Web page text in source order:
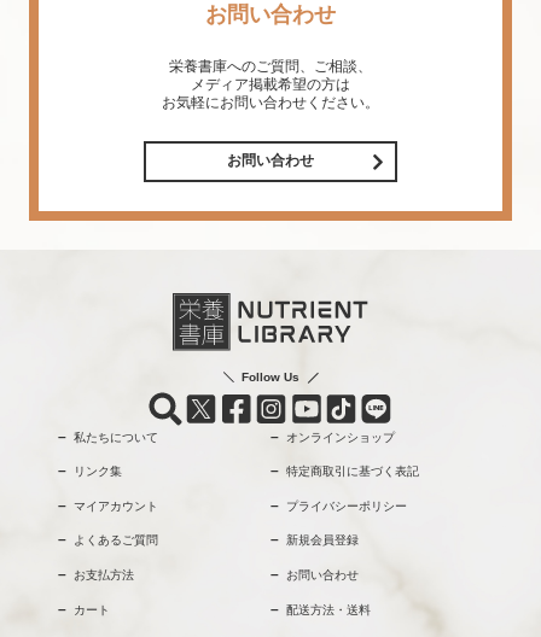
お問い合わせ
栄養書庫へのご質問、ご相談、
メディア掲載希望の方は
お気軽にお問い合わせください。
お問い合わせ
Follow Us
私たちについて オンラインショップ
リンク集 特定商取引に基づく表記
マイアカウント プライバシーポリシー
よくあるご質問 新規会員登録
お支払方法 お問い合わせ
カート 配送方法・送料